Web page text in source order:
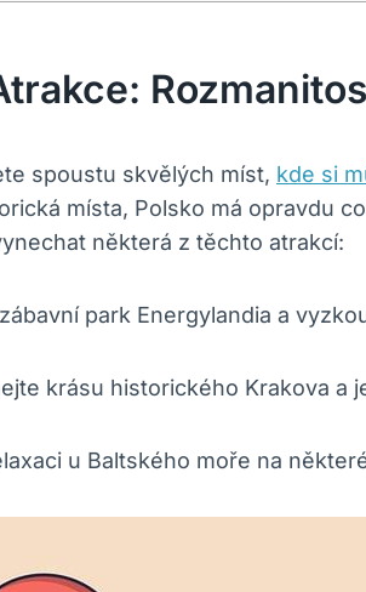
spoustu skvělých míst, kde si
místa, Polsko má opravdu
některá z těchto atrakcí:
park Energylandia a
krásu historického Krakova a
u Baltského moře na